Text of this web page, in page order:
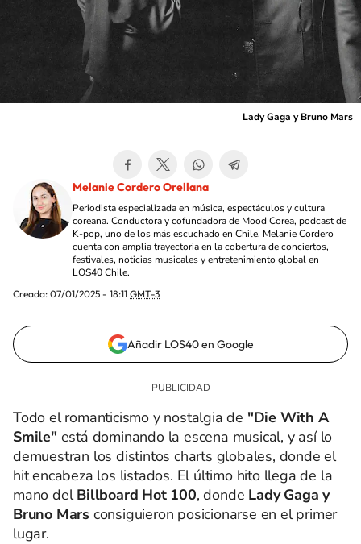
Lady Gaga y Bruno Mars
Melanie Cordero Orellana
Periodista especializada en música, espectáculos y cultura
coreana. Conductora y cofundadora de Mood Corea, podcast de
K-pop, uno de los más escuchado en Chile. Melanie Cordero
cuenta con amplia trayectoria en la cobertura de conciertos,
festivales, noticias musicales y entretenimiento global en
LOS40 Chile.
Creada: 07/01/2025 - 18:11 GMT-3
Añadir LOS40 en Google
Todo el romanticismo y nostalgia de "Die With A
Smile" está dominando la escena musical, y así lo
demuestran los distintos charts globales, donde el
hit encabeza los listados. El último hito llega de la
mano delBillboard Hot 100, donde Lady Gaga y
Bruno Mars consiguieron posicionarse en el primer
lugar.